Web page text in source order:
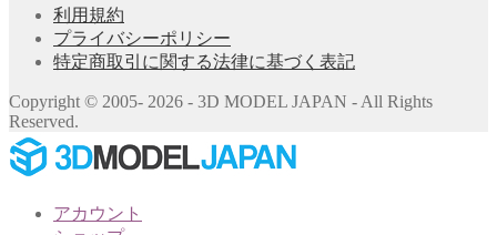
利用規約
プライバシーポリシー
特定商取引に関する法律に基づく表記
Copyright © 2005- 2026 - 3D MODEL JAPAN - All Rights
Reserved.
アカウント